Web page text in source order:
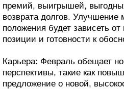
премий, выигрышей,
возврата долгов. Улучшение
положения будет зависеть
позиции и готовности к
Карьера: Февраль обещает
перспективы, такие как
предложение о новой,